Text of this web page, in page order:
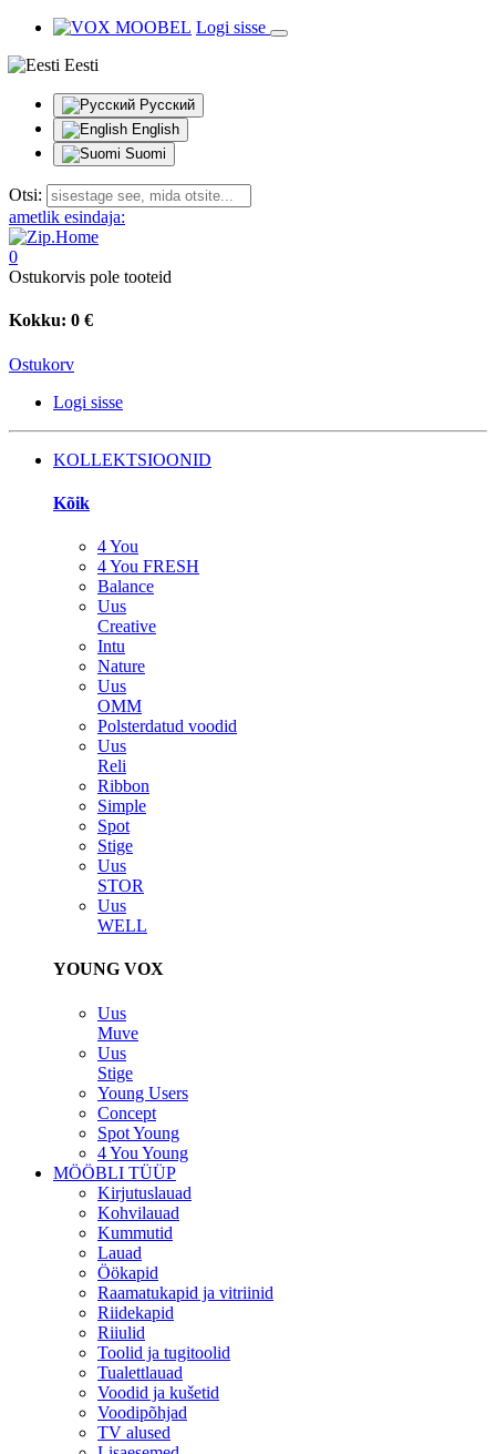
Logi sisse
Eesti
Русский
English
Suomi
Otsi:
ametlik esindaja:
0
Ostukorvis pole tooteid
Kokku: 0 €
Ostukorv
Logi sisse
KOLLEKTSIOONID
Kõik
4 You
4 You FRESH
Balance
Uus
Creative
Intu
Nature
Uus
OMM
Polsterdatud voodid
Uus
Reli
Ribbon
Simple
Spot
Stige
Uus
STOR
Uus
WELL
YOUNG VOX
Uus
Muve
Uus
Stige
Young Users
Concept
Spot Young
4 You Young
MÖÖBLI TÜÜP
Kirjutuslauad
Kohvilauad
Kummutid
Lauad
Öökapid
Raamatukapid ja vitriinid
Riidekapid
Riiulid
Toolid ja tugitoolid
Tualettlauad
Voodid ja kušetid
Voodipõhjad
TV alused